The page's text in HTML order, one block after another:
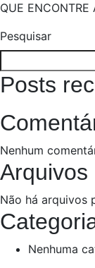
QUE
Pesquisar
Posts
Nenhum
Arquivos
Não há arquivos
Nenhuma